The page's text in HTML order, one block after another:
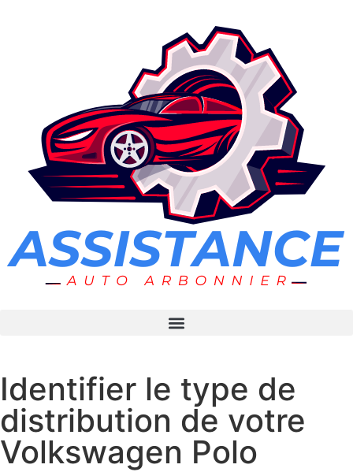
Identifier le type de
distribution de votre
Volkswagen Polo